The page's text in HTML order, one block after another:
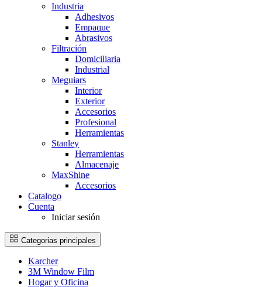
Industria
Adhesivos
Empaque
Abrasivos
Filtración
Domiciliaria
Industrial
Meguiars
Interior
Exterior
Accesorios
Profesional
Herramientas
Stanley
Herramientas
Almacenaje
MaxShine
Accesorios
Catalogo
Cuenta
Iniciar sesión
Categorias principales
Karcher
3M Window Film
Hogar y Oficina